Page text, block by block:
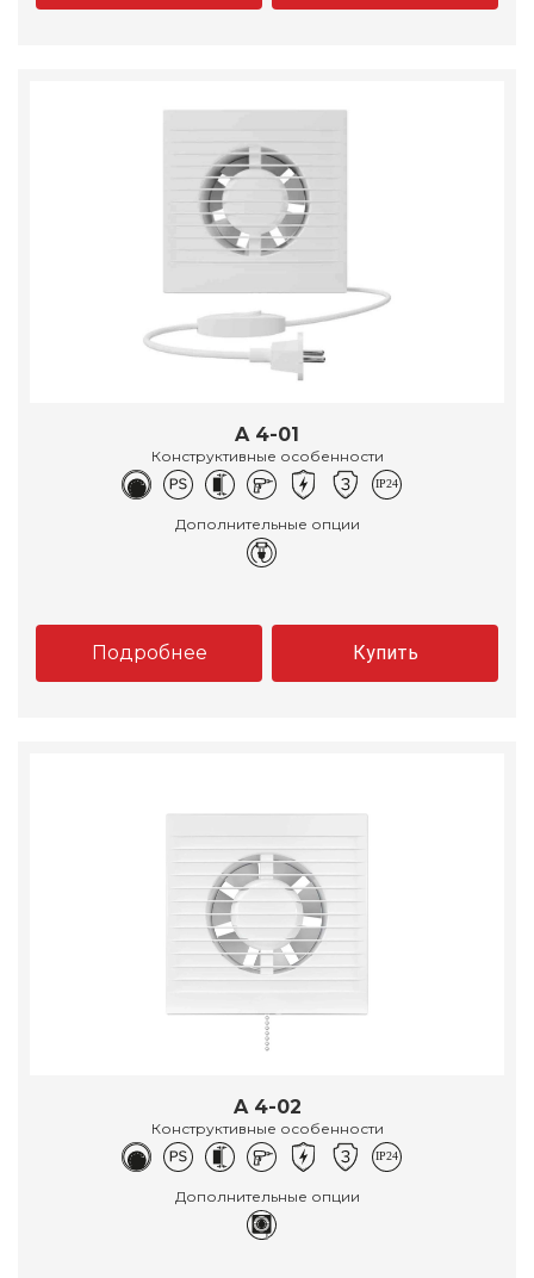
A 4-01
Конструктивные особенности
Дополнительные опции
Подробнее Купить
A 4-02
Конструктивные особенности
Дополнительные опции